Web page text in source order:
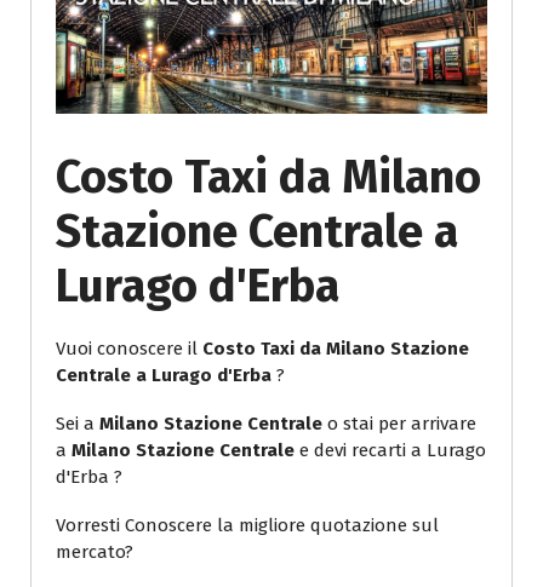
Costo Taxi da Milano
Stazione Centrale a
Lurago d'Erba
Vuoi conoscere il Costo Taxi da Milano Stazione
Centrale a Lurago d'Erba ?
Sei a Milano Stazione Centrale o stai per arrivare
a Milano Stazione Centrale e devi recarti a Lurago
d'Erba ?
Vorresti Conoscere la migliore quotazione sul
mercato?